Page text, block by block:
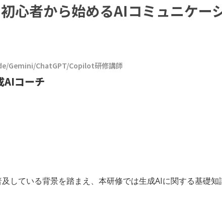
心者から始めるAIコミュニケー
Gemini/ChatGPT/Copilot研修講師
AIコーチ
している背景を踏まえ、本研修では生成AIに関する基礎